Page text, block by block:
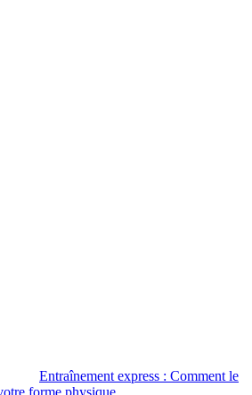
Entraînement express : Comment le